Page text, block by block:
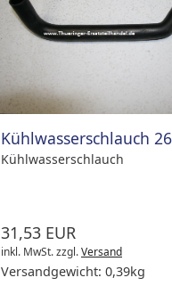
Kühlwasserschlauch
Kühlwasserschlauch
31,53 EUR
inkl. MwSt.zzgl.Versand
Versandgewicht: 0,39kg